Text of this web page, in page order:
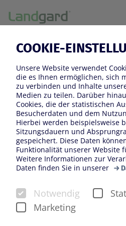
COOKIE-
Unsere Website verwendet
die es Ihnen ermöglichen, sich
zu verbinden und Inhalte
Medien zu teilen. Darüber
Cookies, die der statistischen
Besucherdaten und dem
Hierbei werden beispielsweise
Sitzungsdauern und
gespeichert. Diese Daten
Funktionalität unserer Website
Weitere Informationen zur
Daten finden Sie in unserer
Notwendig
Marketing
GESELLSCHAFT
Als Erzeugergenossenschaft
hundertjähriger Tradition
verpflichtet, einen Beitrag zur
Gesellschaft zu leisten. Daher
unternehmerische
Rahmen des
Landgard besonders für die
und Forschung ein. Mit der
geschaffen, die es sich zum
inländische Pflanzenzucht und